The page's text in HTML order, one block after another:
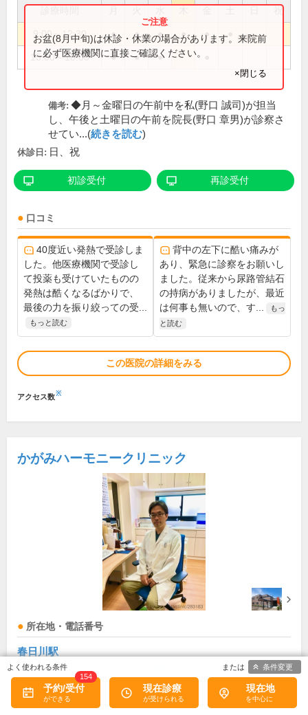
祝
9:00～12:30 ● ● ● ● ●
15:00～18:00 ● ● ●
お盆(8月中旬)は休診・休業の場合があります。来院前
に必ず医療機関に直接ご確認ください。
×閉じる
備考: ◆月～金曜日の午前中を私(野口 誠司)が担当
し、午後と土曜日の午前を院長(野口 章男)が診察さ
せてい...(続きを読む)
休診日: 日、祝
初診受付 再診受付
口コミ
40度近い発熱で受診しま
した。他医療機関で受診し
て投薬も受けていたものの
発熱は酷くなるばかりで、
最後の力を振り絞っての受...
もっと読む
背中の左下に酷い痛みが
あり、緊急に診察をお願いし
ました。従来から尿路管結石
の持病がありましたが、最近
は何事も無いので、す...
もっ
と読む
この医院の詳細をみる
アクセス数※
かがみハーモニークリニック
所在地・電話番号
春日川駅
香川県高松市屋島西町2490-1
087-802-4711
予約/受付
154
現在診療 現在地
条件変更